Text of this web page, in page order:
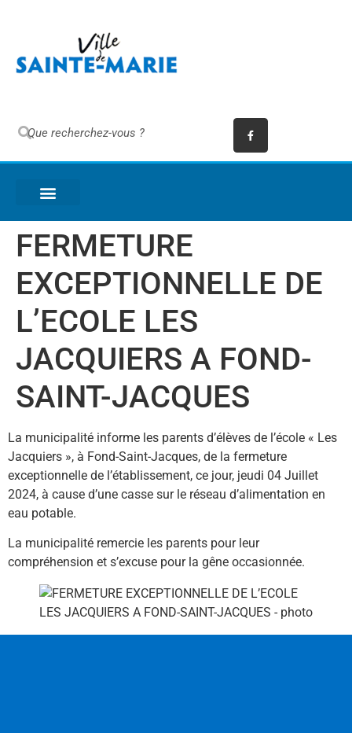
FERMETURE
EXCEPTIONNELLE DE
L’ECOLE LES
JACQUIERS A FOND-
SAINT-JACQUES
La municipalité informe les parents d’élèves de l’école « Les
Jacquiers », à Fond-Saint-Jacques, de la fermeture
exceptionnelle de l’établissement, ce jour, jeudi 04 Juillet
2024, à cause d’une casse sur le réseau d’alimentation en
eau potable.
La municipalité remercie les parents pour leur
compréhension et s’excuse pour la gêne occasionnée.